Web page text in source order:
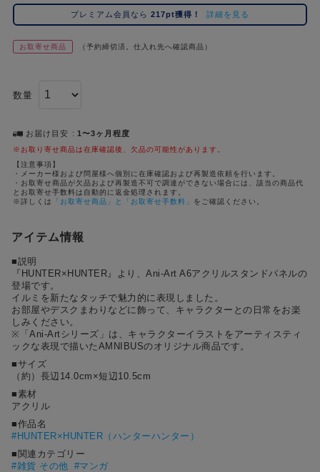
レ
イ
ズ
注
ー
ー
ド
1位 #ポケットモンスター（ポケモン）
2位 #ハイキュー!!
4位 #名探偵コナン
5位 #呪術廻戦
#Dr.STONE（ドクターストーン）
プレミアム会員なら 217pt獲得！ 詳細を見る
お取寄せ商品 （予約締切済。仕入れ先へ確認商品）
数量
お届け目安 1〜3ヶ月程度
※お取り寄せ商品は在庫確認後、欠品の可能性があります。
【注意事項】
・メーカー様および問屋様へ個別に在庫確認および再製造依頼を行います。
・お取寄せ商品が欠品および再製造不可で調達ができない場合には、該当の商品代
とお取寄せ手数料は自動的に返金処理されます。
※詳しくは
「お取寄せ商品」と「お取寄せ手数料」 をご確認ください。
アイテム情報
■説明
『HUNTER×HUNTER』より、Ani-Art A6アクリルスタンドパネルの
登場です。
イルミを新たなタッチで魅力的に表現しました。
お部屋やデスクまわりなどに飾って、キャラクターとの日常をお楽
しみください。
※「Ani-Artシリーズ」は、キャラクターイラストをアーティスティ
ックな表現で描いたAMNIBUSのオリジナル商品です。
■サイズ
（約）長辺14.0cm×短辺10.5cm
■素材
アクリル
■作品名
#HUNTER×HUNTER（ハンターハンター）
■関連カテゴリー
#雑貨 その他 #マンガ